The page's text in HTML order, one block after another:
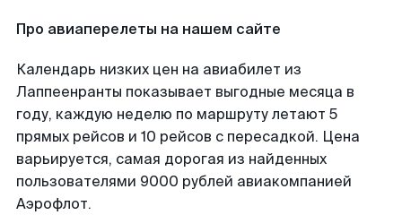
Про авиаперелеты на нашем сайте
Календарь низких цен на авиабилет из
Лаппеенранты показывает выгодные месяца в
году, каждую неделю по маршруту летают 5
прямых рейсов и 10 рейсов с пересадкой. Цена
варьируется, самая дорогая из найденных
пользователями 9000 рублей авиакомпанией
Аэрофлот.